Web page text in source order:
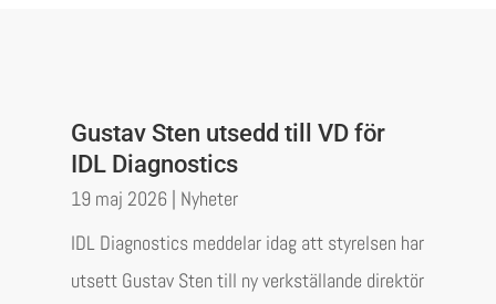
Gustav Sten utsedd till VD för
IDL Diagnostics
19 maj 2026| Nyheter
IDL Diagnostics meddelar idag att styrelsen har
utsett Gustav Sten till ny verkställande direktör